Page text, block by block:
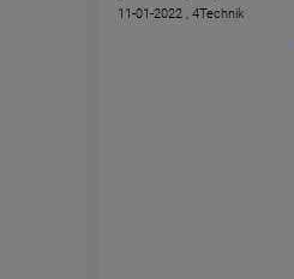
11-01-2022 , 4Technik